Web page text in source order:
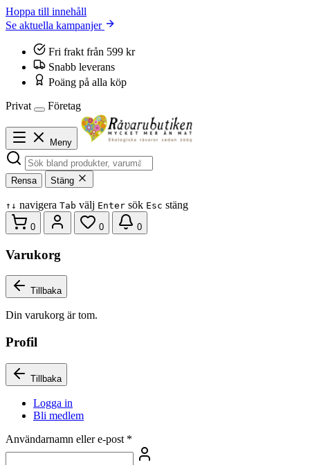
Hoppa till innehåll
Se aktuella kampanjer
Fri frakt från 599 kr
Snabb leverans
Poäng på alla köp
Privat
Företag
Meny
Rensa Stäng
↑ ↓ navigera Tab välj Enter sök Esc stäng
0 0 0
Varukorg
Tillbaka
Din varukorg är tom.
Profil
Tillbaka
Logga in
Bli medlem
Användarnamn eller e-post *